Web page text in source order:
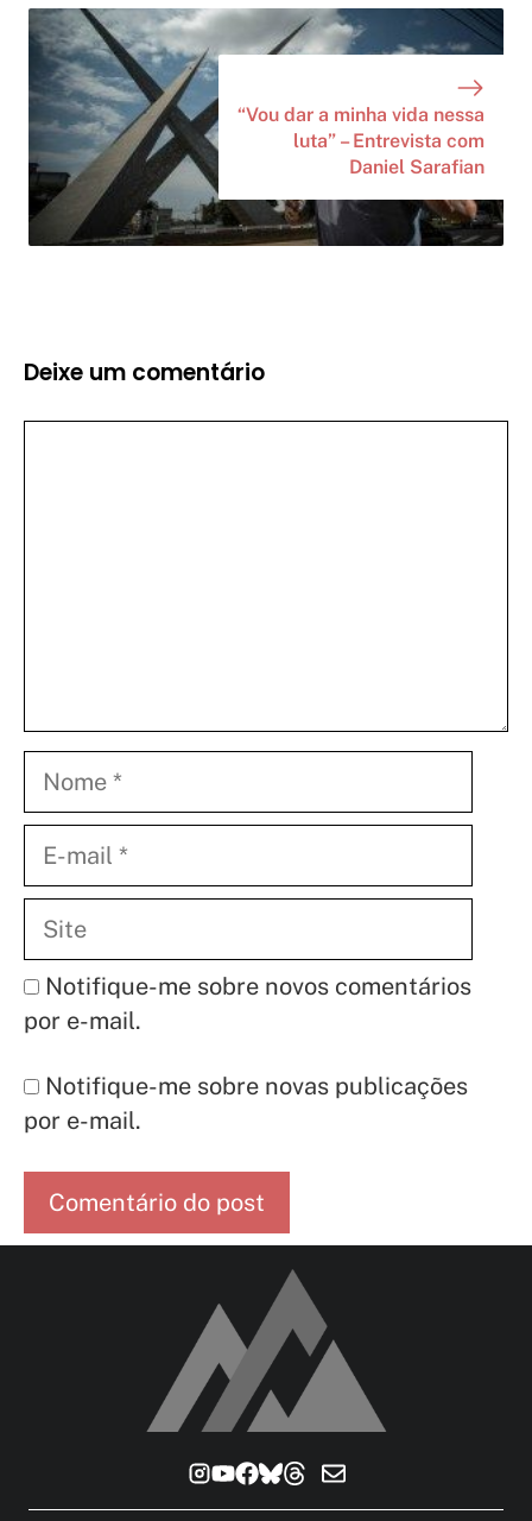
“Vou dar a minha vida nessa
luta” – Entrevista com
Daniel Sarafian
Deixe um comentário
mail
Notifique-me sobre novos comentários
por e-mail.
Notifique-me sobre novas publicações
por e-mail.